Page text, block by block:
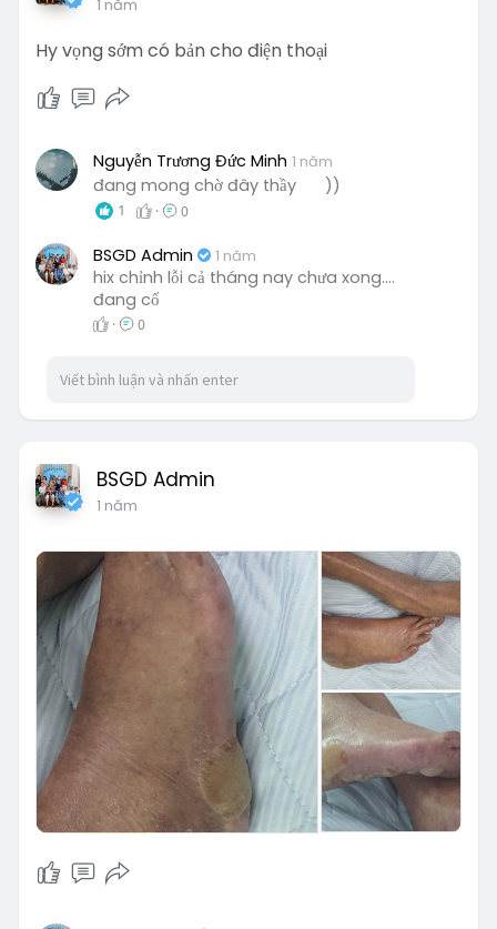
1 năm
Hy vọng sớm có bản cho điện thoại
Nguyễn Trương Đức Minh 1 năm
đang mong chờ đây thầy ))
1 · 0
BSGD Admin 1 năm
hix chỉnh lỗi cả tháng nay chưa xong....
đang cố
· 0
BSGD Admin
1 năm